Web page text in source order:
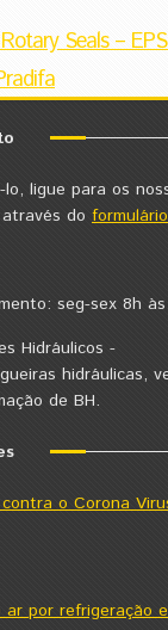
Seals –
ligue para os
do
seg-sex 8h às
Hidráulicos -
hidráulicas,
de BH.
o Corona
por refrigeração